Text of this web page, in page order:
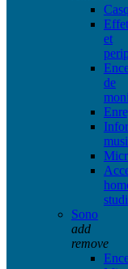
Effet
et
de
Sono
add
remove